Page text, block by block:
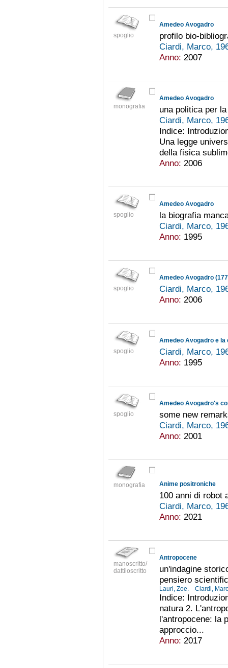
spoglio
Amedeo Avogadro
profilo bio-
Ciardi, Marco,
Anno: 2007
monografia
Amedeo Avogadro
una politica per
Ciardi, Marco,
Indice:
Una legge
della fisica
Anno: 2006
spoglio
Amedeo Avogadro
la biografia
Ciardi, Marco,
Anno: 1995
spoglio
Amedeo Avogadro
Ciardi, Marco,
Anno: 2006
spoglio
Amedeo Avogadro e
Ciardi, Marco,
Anno: 1995
spoglio
Amedeo Avogadro's
some new
Ciardi, Marco,
Anno: 2001
monografia Anime positroniche
100 anni di robot
Ciardi, Marco,
Anno: 2021
manoscritto/
dattiloscritto
Antropocene
un'indagine
pensiero
Lauri, Zoe. Ciardi,
Indice:
natura 2.
l'antropocene: la
approccio...
Anno: 2017